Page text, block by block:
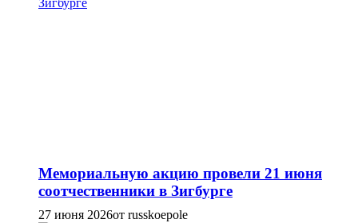
Мемориальную акцию провели 21 июня
соотчественники в Зигбурге
27 июня 2026от russkoepole